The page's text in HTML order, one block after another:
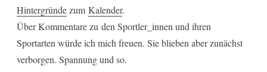
Hintergründezum Kalender.
Über Kommentare zu den Sportler_innen und ihren
Sportarten würde ich mich freuen. Sie blieben aber zunächst
verborgen. Spannung und so.